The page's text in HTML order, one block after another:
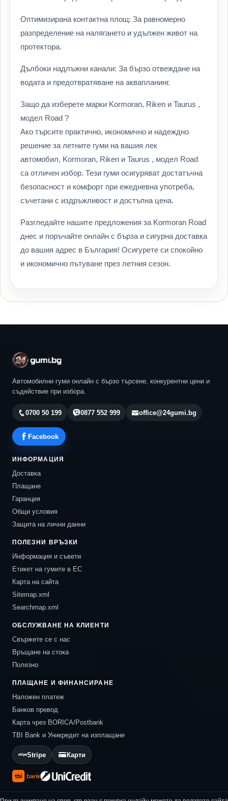
Оптимизирана контактна площ: За равномерно
разпределение на налягането и удължен живот на
протектора.
Дълбоки надлъжни канали: За бързо отвеждане на
водата и предотвратяване на аквапланинг.
Защо да изберете марки Kormoran, Riken и Taurus ,
модел Road ?
Ако търсите практично, икономично и надеждно
решение за летните гуми на вашия лек
автомобил, Kormoran, Riken и Taurus , модел Road
са отличен избор. Тези гуми осигуряват достатъчна
безопасност и комфорт при ежедневна употреба,
съчетани с издръжливост и достъпна цена.
Разгледайте нашите предложения за Kormoran Road
днес и поръчайте онлайн с бърза и сигурна доставка
до вашия адрес в България! Осигурете си спокойно
и икономично пътуване през летния сезон.
Автомобилни гуми онлайн с бързо търсене, конкурентни цени и
съдействие при избора.
0700 50 199 0877 552 999 office@24gumi.bg
Facebook
ИНФОРМАЦИЯ
Доставка
Плащане
Гаранция
Общи условия
Защита на лични данни
ПОЛЕЗНИ ВРЪЗКИ
Информация и съвети
Етикет на гумите в ЕС
Карта на сайта
Sitemap.xml
Searchmap.xml
ОБСЛУЖВАНЕ НА КЛИЕНТИ
Свържете се с нас
Връщане на стока
Полезно
ПЛАЩАНЕ И ФИНАНСИРАНЕ
Наложен платеж
Банков превод
Карта чрез BORICA/Postbank
TBI Bank и Уникредит на изплащане
Stripe Карти